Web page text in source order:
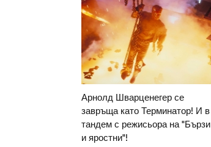
Арнолд Шварценегер се
завръща като Терминатор! И в
тандем с режисьора на "Бързи
и яростни"!